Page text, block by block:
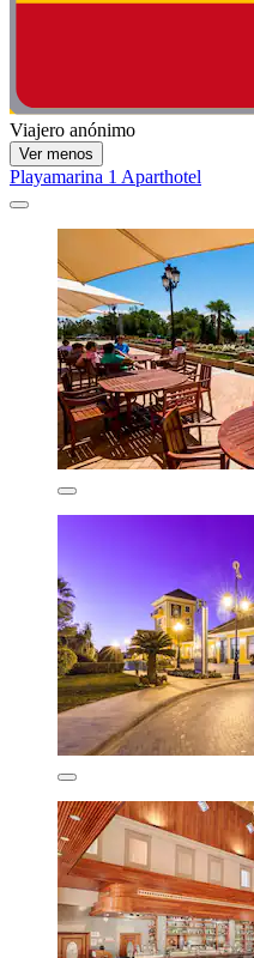
Viajero anónimo
Ver menos
Playamarina 1 Aparthotel